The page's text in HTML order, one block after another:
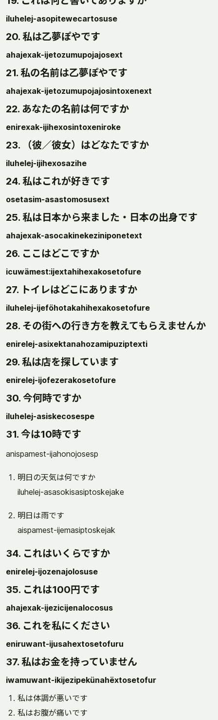
iluhelej-asopitewecartosuse
20. 私は乙夢ぽやです
ahajexak-ijetozumupojajosext
21. 私の名前は乙夢ぽやです
ahajexak-ijetozumupojajosintoxenext
22. あなたの名前は何ですか
enirexak-ijihexosintoxeniroke
23. （彼／彼女）はどなたですか
iluhelej-ijihexosazihe
24. 私はこれが好きです
osetasim-asastomosusext
25. 私は日本から来ました・日本の出身です
ahajexak-asocakinekeziniponetext
26. ここはどこですか
icuwämest:ijextahihexakosetofure
27. トイレはどこにありますか
iluhelej-ijeföhotakahihexakosetofure
28. その街への行き方を教えてもらえませんか
enirelej-asixektanahozamipuziptexti
29. 私は店を探しています
enirelej-ijofezerakosetofure
30. 今何時ですか
iluhelej-asiskecosespe
31. 今は10時です
anispamest-ijahonojosesp
明日の天気は何ですか
iluhelej-asasokisasiptoskejake
明日は雨です
aispamest-ijemasiptoskejak
34. これはいくらですか
enirelej-ijozenajolosuse
35. これは100円です
ahajexak-ijezicijenalocosus
36. これを私にください
eniruwant-ijusahextosetofuru
37. 私はお金を持っていません
iwamuwant-ikijezipekünahëxtosetofur
私は体調が悪いです
私はお腹が痛いです